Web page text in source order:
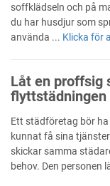
soffklädseln och på
du har husdjur som
använda ... Klicka för
Låt en proffsig
flyttstädningen
Ett städföretag bör
kunnat få sina
skickar samma
behov. Den personen